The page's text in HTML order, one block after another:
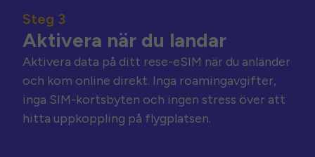
Steg 3
Aktivera när du landar
Aktivera data på ditt rese-eSIM när du anländer
och kom online direkt. Inga roamingavgifter,
inga SIM-kortsbyten och ingen stress över att
hitta uppkoppling på flygplatsen.